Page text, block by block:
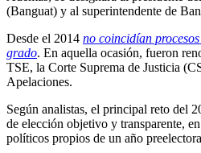
(Banguat) y al superintendente de
Desde el 2014 no coincidían
grado. En aquella ocasión, fueron
TSE, la Corte Suprema de Justicia
Apelaciones.
Según analistas, el principal reto del
de elección objetivo y transparente,
políticos propios de un año